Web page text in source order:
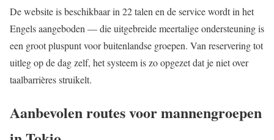
De website is beschikbaar in 22 talen en de service wordt in het
Engels aangeboden — die uitgebreide meertalige ondersteuning is
een groot pluspunt voor buitenlandse groepen. Van reservering tot
uitleg op de dag zelf, het systeem is zo opgezet dat je niet over
taalbarrières struikelt.
Aanbevolen routes voor mannengroepen